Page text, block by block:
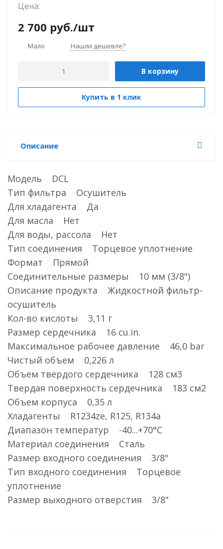
Цена:
2 700 руб./шт
Мало Нашли дешевле?
В корзину
Купить в 1 клик
Описание
Модель DCL
Тип фильтра Осушитель
Для хладагента Да
Для масла Нет
Для воды, рассола Нет
Тип соединения Торцевое уплотнение
Формат Прямой
Соединительные размеры 10 мм (3/8")
Описание продукта Жидкостной фильтр-
осушитель
Кол-во кислоты 3,11 г
Размер сердечника 16 cu.in.
Максимальное рабочее давление 46,0 bar
Чистый объем 0,226 л
Объем твердого сердечника 128 см3
Твердая поверхность сердечника 183 см2
Объем корпуса 0,35 л
Хладагенты R1234ze, R125, R134a
Диапазон температур -40...+70°C
Материал соединения Сталь
Размер входного соединения 3/8"
Тип входного соединения Торцевое
уплотнение
Размер выходного отверстия 3/8"